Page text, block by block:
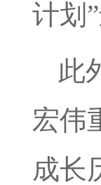
计划
此
宏伟
成长